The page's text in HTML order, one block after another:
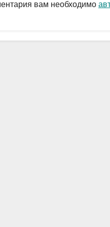
ть
вам необходимо